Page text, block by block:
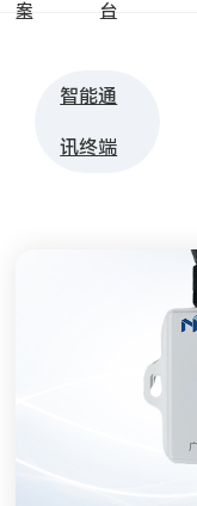
案 台
智能通
讯终端